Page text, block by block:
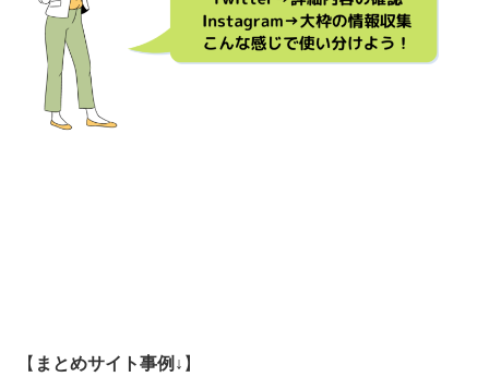
【 まとめサイト事例↓ 】